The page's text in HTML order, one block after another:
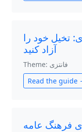
تخیل خود را
آزاد کنید
Theme: فانتزی
Read the guide
فرهنگ عامه